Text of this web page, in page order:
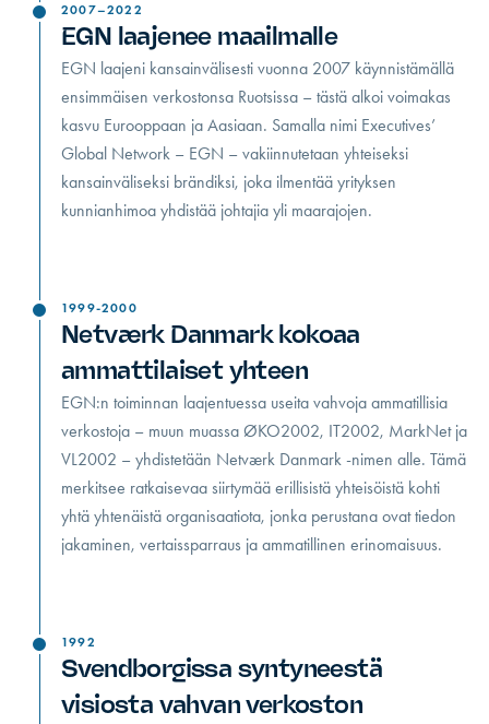
2007–2022
EGN laajenee maailmalle
EGN laajeni kansainvälisesti vuonna 2007 käynnistämällä
ensimmäisen verkostonsa Ruotsissa – tästä alkoi voimakas
kasvu Eurooppaan ja Aasiaan. Samalla nimi Executives’
Global Network – EGN – vakiinnutetaan yhteiseksi
kansainväliseksi brändiksi, joka ilmentää yrityksen
kunnianhimoa yhdistää johtajia yli maarajojen.
1999-2000
Netværk Danmark kokoaa
ammattilaiset yhteen
EGN:n toiminnan laajentuessa useita vahvoja ammatillisia
verkostoja – muun muassa ØKO2002, IT2002, MarkNet ja
VL2002 – yhdistetään Netværk Danmark -nimen alle. Tämä
merkitsee ratkaisevaa siirtymää erillisistä yhteisöistä kohti
yhtä yhtenäistä organisaatiota, jonka perustana ovat tiedon
jakaminen, vertaissparraus ja ammatillinen erinomaisuus.
1992
Svendborgissa syntyneestä
visiosta vahvan verkoston